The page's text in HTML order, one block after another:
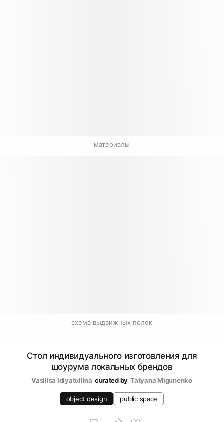
материалы
схема выдвижных полок
Стол индивидуального изготовления для
шоурума локальных брендов
Vasilisa Idiyatullina curated by Tatyana Migunenko
object design public space